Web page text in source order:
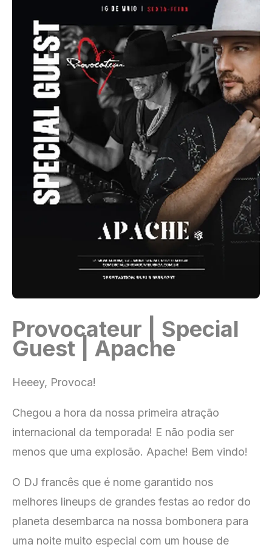
Provocateur | Special
Guest | Apache
Heeey, Provoca!
Chegou a hora da nossa primeira atração
internacional da temporada! E não podia ser
menos que uma explosão. Apache! Bem vindo!
O DJ francês que é nome garantido nos
melhores lineups de grandes festas ao redor do
planeta desembarca na nossa bombonera para
uma noite muito especial com um house de